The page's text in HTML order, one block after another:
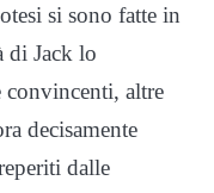
si sono fatte in
di Jack lo
convincenti, altre
decisamente
dalle